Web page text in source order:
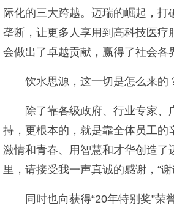
际化的三大跨越。迈瑞的崛起，打
垄断，让更多人享用到高科技医疗
会做出了卓越贡献，赢得了社会各
饮水思源，这一切是怎么来的
除了靠各级政府、行业专家、
持，更根本的，就是靠全体员工的
激情和青春、用智慧和才华创造了
里，请接受我一声真诚的感谢，“
同时也向获得“20年特别奖”荣